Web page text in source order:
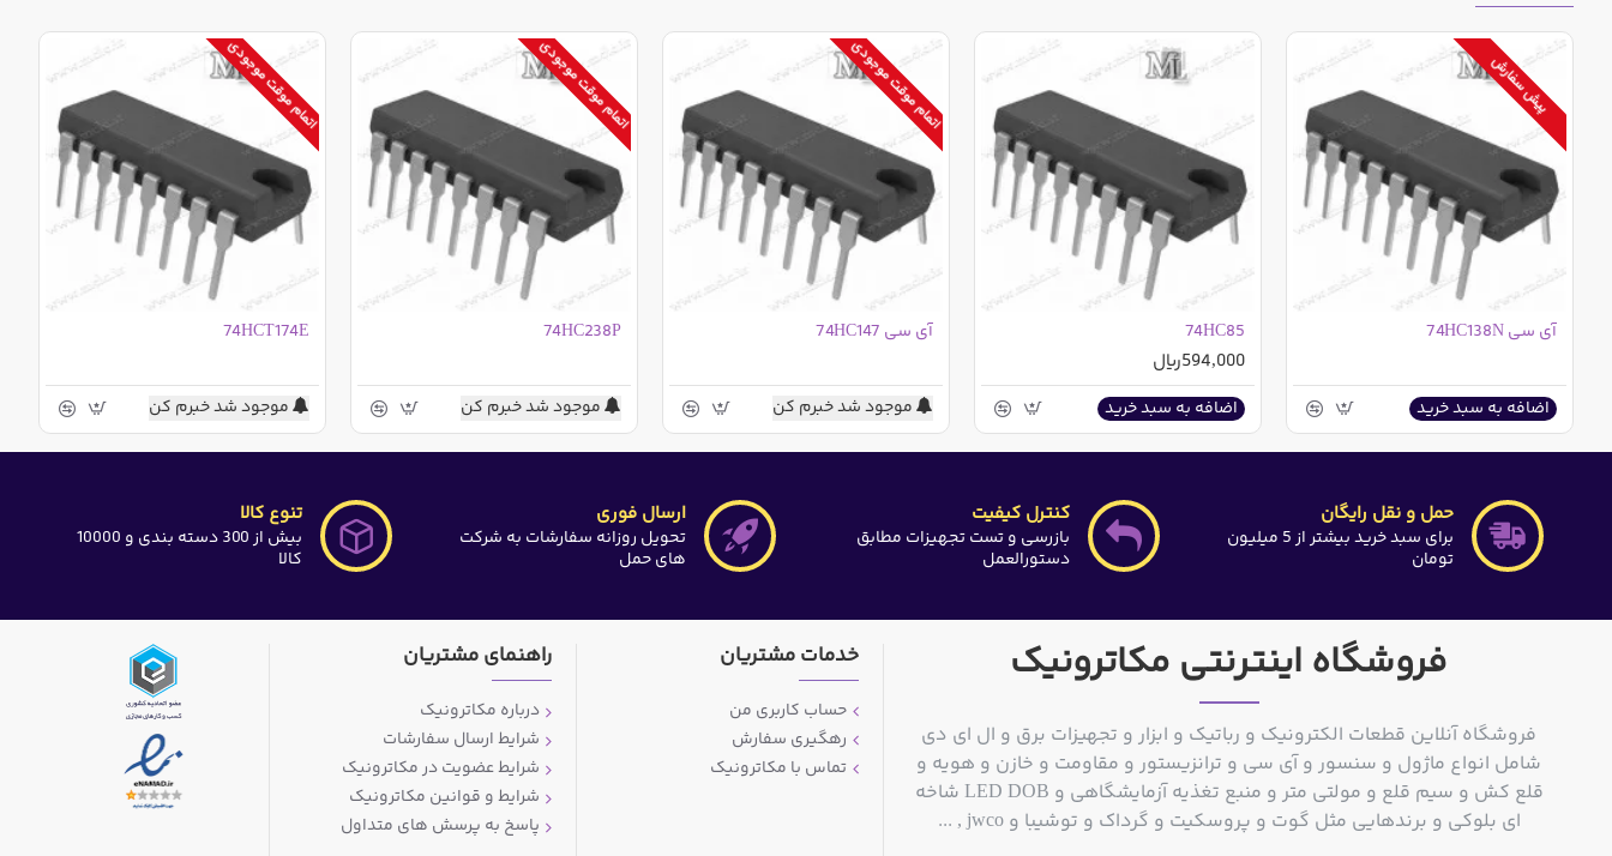
پیش سفارش
آی سی 74HC138N
اضافه به سبد خرید
74HC85
594,000ریال
اضافه به سبد خرید
اتمام موقت موجودی
آی سی 74HC147
موجود شد خبرم کن
اتمام موقت موجودی
74HC238P
موجود شد خبرم کن
اتمام موقت موجودی
74HCT174E
موجود شد خبرم کن
حمل و نقل رایگان
برای سبد خرید بیشتر از 5 میلیون
تومان
کنترل کیفیت
بازرسی و تست تجهیزات مطابق
دستورالعمل
ارسال فوری
تحویل روزانه سفارشات به شرکت
های حمل
تنوع کالا
بیش از 300 دسته بندی و 10000
کالا
فروشگاه اینترنتی مکاترونیک
فروشگاه آنلاین قطعات الکترونیک و رباتیک و ابزار و تجهیزات برق و ال ای دی
شامل انواع ماژول و سنسور و آی سی و ترانزیستور و مقاومت و خازن و هویه و
قلع کش و سیم قلع و مولتی متر و منبع تغذیه آزمایشگاهی و LED DOB شاخه
ای بلوکی و برندهایی مثل گوت و پروسکیت و گرداک و توشیبا و jwco , ...
خدمات مشتریان
حساب کاربری من
رهگیری سفارش
تماس با مکاترونیک
راهنمای مشتریان
درباره مکاترونیک
شرایط ارسال سفارشات
شرایط عضویت در مکاترونیک
شرایط و قوانین مکاترونیک
پاسخ به پرسش های متداول